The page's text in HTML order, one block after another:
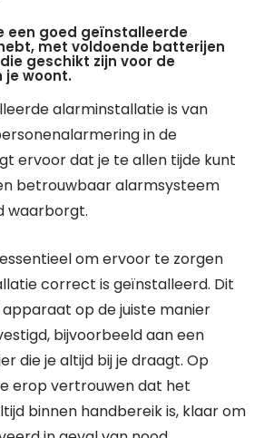
een goed geïnstalleerde
met voldoende batterijen
geschikt zijn voor de
je woont.
alarminstallatie is van
in de
ervoor dat je te allen tijde kunt
betrouwbaar alarmsysteem
waarborgt.
om ervoor te zorgen
correct is geïnstalleerd. Dit
op de juiste manier
bijvoorbeeld aan een
die je altijd bij je draagt. Op
erop vertrouwen dat het
binnen handbereik is, klaar om